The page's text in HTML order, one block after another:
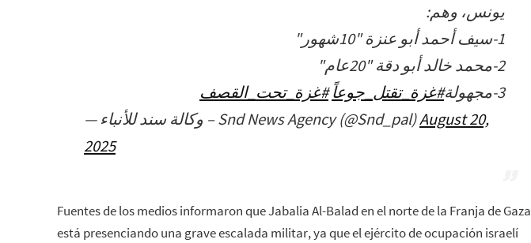
يونس، وهم:
1-سيف أحمد أبو عنزة "10شهور"
2-محمد خالد أبو دقة "20عام"
3-مجهولة
#غزة_تقتل_جوعاً #غزة_تحت_القصف
— وكالة سند للأنباء – Snd News Agency (@Snd_pal)August 20,
2025
Fuentes de los medios informaron que Jabalia Al-Balad en el norte de la Franja de Gaza
está presenciando una grave escalada militar, ya que el ejército de ocupación israelí